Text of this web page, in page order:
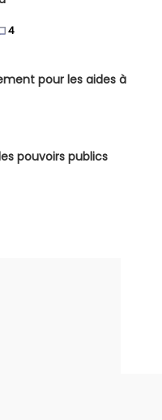
4
pour les aides à
pouvoirs publics